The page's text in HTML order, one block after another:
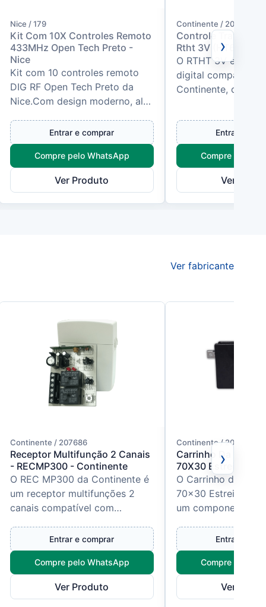
Nice / 179
Kit Com 10X Controles Remoto
433MHz Open Tech Preto -
Nice
Kit com 10 controles remoto
DIG RF Open Tech Preto da
Nice.Com design moderno, alta
acionamento, o controle
remoto D...
Entrar e comprar
Compre pelo WhatsApp
Ver Produto
Continente / 208910
Controle
Rtht 3V (HT6P20)
O RTHT 3V é um
digital compacto
Continente, com
para acionamento
alarmes e...Entrar e
Compre pelo
Ver
›
Ver fabricante
Continente / 207686
Receptor Multifunção 2 Canais
- RECMP300 - Continente
O REC MP300 da Continente é
um receptor multifunções 2
canais compatível com
Learning), MC e AX, operando
na frequên...
Entrar e comprar
Compre pelo WhatsApp
Ver Produto
Continente / 205278
Carrinho Da Calha
70X30 Estreito -
O Carrinho da
70x30 Estreito
um componente
movimentação de
bascul...
Entrar e
Compre pelo
Ver
›